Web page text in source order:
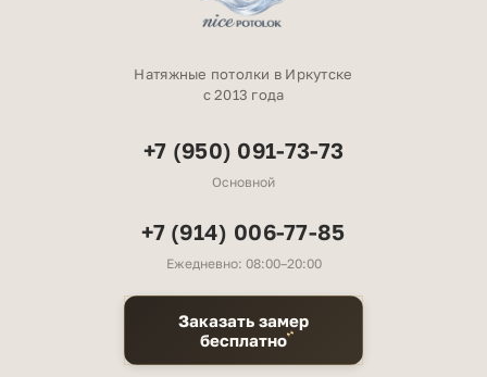
Натяжные потолки в Иркутске
с 2013 года
+7 (950) 091-73-73
Основной
+7 (914) 006-77-85
Ежедневно: 08:00–20:00
Заказать замер
бесплатно